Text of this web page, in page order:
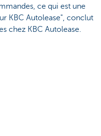
ce qui est une
KBC Autolease", conclut
chez KBC Autolease.